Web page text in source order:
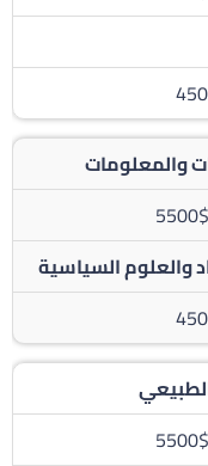
والمعلومات
والعلوم السياسية